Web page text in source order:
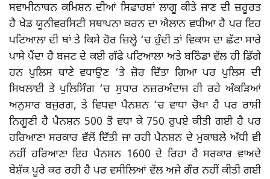
ਸਵਾਮੀਨਾਥਨ ਕਮਿਸ਼ਨ ਦੀਆਂ ਸਿਫਾਰਸ਼ਾਂ ਲਾਗੂ ਕੀਤੇ ਜਾਣ ਦੀ ਜ਼ਰੂਰਤ
ਹੈ ਖੇਡ ਯੂਨੀਵਰਸਿਟੀ ਸਥਾਪਨਾ ਕਰਨ ਦਾ ਐਲਾਨ ਵਧੀਆ ਹੈ ਪਰ ਇਹ
ਪਟਿਆਲਾ ਦੀ ਥਾਂ ਤੇ ਕਿਸੇ ਹੋਰ ਜ਼ਿਲ੍ਹੇ ‘ਚ ਹੁੰਦੀ ਤਾਂ ਵਿਕਾਸ ਦਾ ਛੱਟਾ ਸਾਰੇ
ਪਾਸੇ ਪੈਂਦਾ ਹੈ ਬਜਟ ਦੇ ਕਈ ਗੱਫੇ ਪਟਿਆਲਾ ਅਤੇ ਬਠਿੰਡਾ ਵੱਲ ਹੀ ਡਿੱਗੇ
ਹਨ ਪੁਲਿਸ ਥਾਣੇ ਵਧਾਉਣ ‘ਤੇ ਜ਼ੋਰ ਦਿੱਤਾ ਗਿਆ ਪਰ ਪੁਲਿਸ ਦੀ
ਸਿਖਲਾਈ ਤੇ ਪੁਲਿਸਿੰਗ ‘ਚ ਸੁਧਾਰ ਨਜ਼ਰਅੰਦਾਜ ਹੀ ਰਹੇ ਅੰਕੜਿਆਂ
ਅਨੁਸਾਰ ਬਜੁਰਗ, ਤੇ ਵਿਧਵਾ ਪੈਨਸ਼ਨ ‘ਚ ਵਾਧਾ ਚੋਖਾ ਹੈ ਪਰ ਰਾਸ਼ੀ
ਨਿਗੂਣੀ ਹੈ ਪੈਨਸ਼ਨ 500 ਤੋਂ ਵਧਾ ਕੇ 750 ਰੁਪਏ ਕੀਤੀ ਗਈ ਹੈ ਪਰ
ਹਰਿਆਣਾ ਸਰਕਾਰ ਵੱਲੋਂ ਦਿੱਤੀ ਜਾ ਰਹੀ ਪੈਨਸ਼ਨ ਦੇ ਮੁਕਾਬਲੇ ਅੱਧੀ ਵੀ
ਨਹੀਂ ਹਰਿਆਣਾ ਇਹ ਪੈਨਸ਼ਨ 1600 ਦੇ ਰਿਹਾ ਹੈ ਸਰਕਾਰ ਵਾਅਦੇ
ਬੇਸ਼ੱਕ ਪੂਰੇ ਕਰ ਰਹੀ ਹੈ ਪਰ ਵਸੀਲਿਆਂ ਵੱਲ ਅਜੇ ਗੌਰ ਨਹੀਂ ਕੀਤੀ ਗਈ